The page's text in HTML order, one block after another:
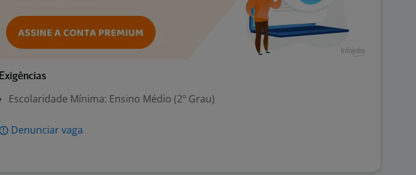
Exigências
Escolaridade Mínima: Ensino Médio (2º Grau)
Denunciar vaga